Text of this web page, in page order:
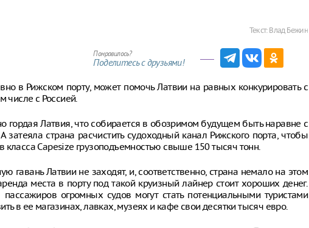
Текст: Влад Бежин
Понравилось?
Поделитесь с друзьями!
в Рижском порту, может помочь Латвии на равных конкурировать с
числе с Россией.
гордая Латвия, что собирается в обозримом будущем быть наравне с
страна расчистить судоходный канал Рижского порта, чтобы
класса Capesize грузоподъемностью свыше 150 тысяч тонн.
гавань Латвии не заходят, и, соответственно, страна немало на этом
места в порту под такой круизный лайнер стоит хороших денег.
огромных судов могут стать потенциальными туристами
в ее магазинах, лавках, музеях и кафе свои десятки тысяч евро.